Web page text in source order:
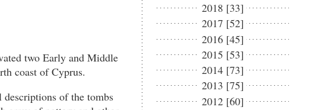
two Early and Middle
coast of Cyprus.
of the tombs
2018 [33]
2017 [52]
2016 [45]
2015 [53]
2014 [73]
2013 [75]
2012 [60]